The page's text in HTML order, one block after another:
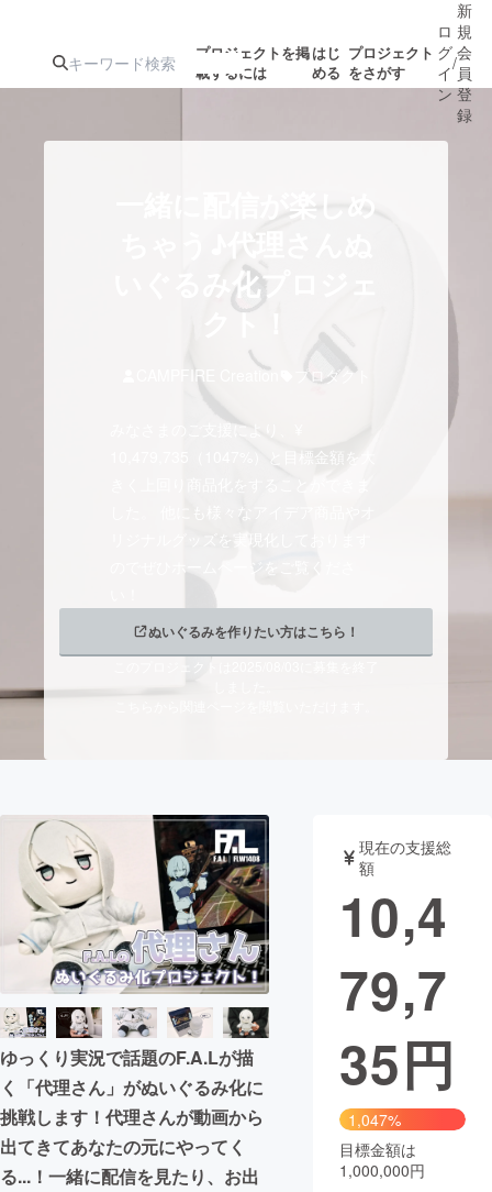
プロジェクトを掲
載するには
はじ
める
プロジェクト
をさがす
ロジェクト
テクノロジー・ガジェット
書籍・雑誌
まちづくり・地域活性化
CAMPFIREふるさと納税machi-yaコミュニティ
ロ
グ
イ
ン
/
新
規
会
員
登
録
一緒に配信が楽しめ
ちゃう♪代理さんぬ
いぐるみ化プロジェ
クト！
CAMPFIRE Creation プロダクト
みなさまのご支援により、¥
10,479,735（1047%）と目標金額を大
した。 他にも様々なアイデア商品やオ
リジナルグッズを実現化しております
のでぜひホームページをご覧くださ
ぬいぐるみを作りたい方はこちら！
ゆっくり実況で話題のF.A.Lが描
く「代理さん」がぬいぐるみ化に
挑戦します！代理さんが動画から
出てきてあなたの元にやってく
る...！一緒に配信を見たり、お出
現在の支援総
額
10,4
79,7
35円
1,047%
目標金額は
1,000,000円